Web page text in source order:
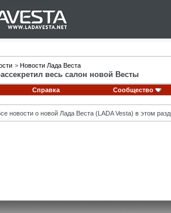
> Новости Лада Веста
весь салон новой Весты
Справка Сообщество
новости о новой Лада Веста (LADA Vesta) в этом